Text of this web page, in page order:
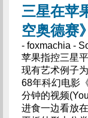
三星在苹
空奥德赛
- foxmachia -
苹果指控三星
现有艺术例子
68年科幻电影
分钟的视频
进食一边看放